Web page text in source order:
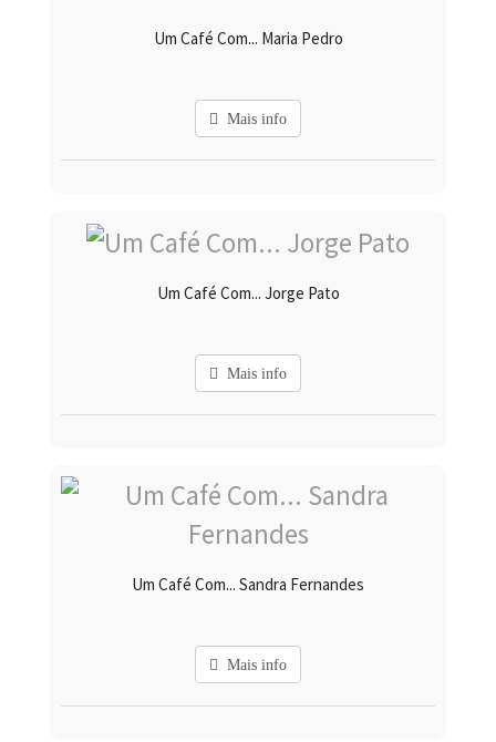
Um Café Com... Maria Pedro
Mais info
Um Café Com... Jorge Pato
Mais info
Um Café Com... Sandra Fernandes
Mais info